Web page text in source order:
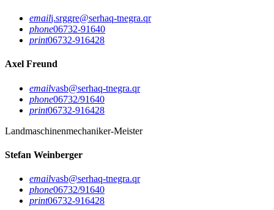
emailj.srggre@serhaq-tnegra.qr
phone06732-91640
print06732-916428
Axel Freund
emailvasb@serhaq-tnegra.qr
phone06732/91640
print06732-916428
Landmaschinenmechaniker-Meister
Stefan Weinberger
emailvasb@serhaq-tnegra.qr
phone06732/91640
print06732-916428